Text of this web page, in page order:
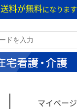
送料が無料になります
マイページ